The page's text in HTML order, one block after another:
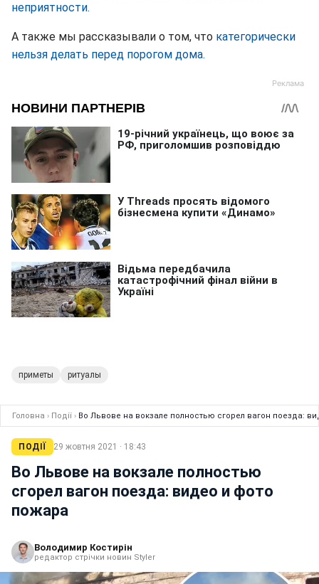
неприятности.
А также мы рассказывали о том, что категорически
нельзя делать перед порогом дома.
приметы ритуалы
Головна › Події › Во Львове на вокзале полностью сгорел вагон поезда:
ПОДІЇ 29 жовтня 2021 · 18:43
Во Львове на вокзале полностью
сгорел вагон поезда: видео и фото
пожара
Володимир Костирін
редактор стрічки новин Styler